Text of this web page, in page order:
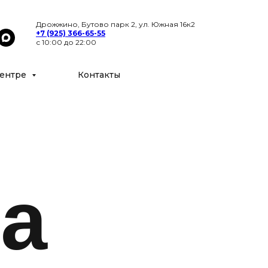
Дрожжино, Бутово парк 2, ул. Южная 16к2
+7 (925) 366-65-55
с 10:00 до 22:00
Контакты